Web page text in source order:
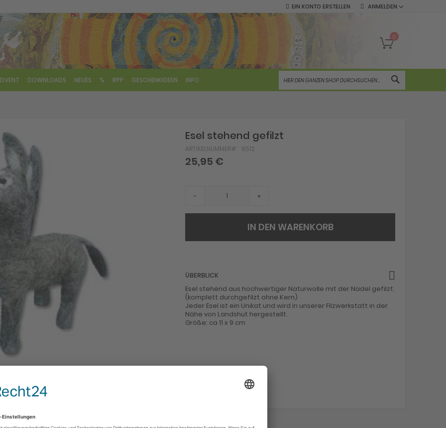
ANMELDEN
EIN KONTO ERSTELLEN
Mein
0
DOWNLOADS NEUES % RPP GESCHENKIDEEN INFO
SUCHE
Esel stehend gefilzt
ARTIKELNUMMER 6512
25,95 €
- +
IN DEN WARENKORB
ÜBERBLICK
Esel stehend aus hochwertiger Naturwolle mit der Nadel gefilzt.
(komplett durchgefilzt ohne Kern)
Jeder Esel ist ein Unikat und wird in unserer Filzwerkstatt in der
Nähe von Landshut hergestellt.
Größe: ca 11 x 9 cm